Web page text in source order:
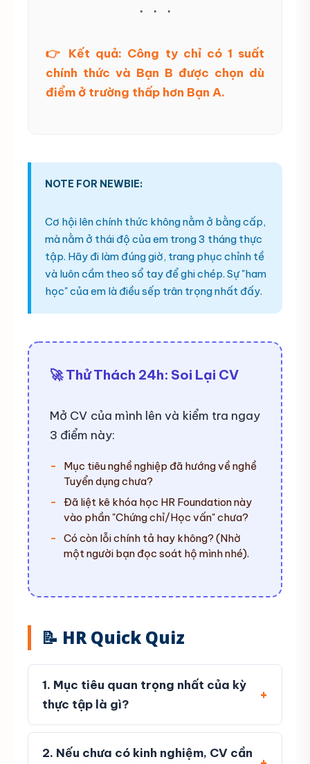
👉 Kết quả: Công ty chỉ có 1 suất
chính thức và Bạn B được chọn dù
điểm ở trường thấp hơn Bạn A.
NOTE FOR NEWBIE:
Cơ hội lên chính thức không nằm ở bằng cấp,
mà nằm ở thái độ của em trong 3 tháng thực
tập. Hãy đi làm đúng giờ, trang phục chỉnh tề
và luôn cầm theo sổ tay để ghi chép. Sự "ham
học" của em là điều sếp trân trọng nhất đấy.
🚀 Thử Thách 24h: Soi Lại CV
Mở CV của mình lên và kiểm tra ngay
3 điểm này:
Mục tiêu nghề nghiệp đã hướng về nghề
Tuyển dụng chưa?
Đã liệt kê khóa học HR Foundation này
vào phần "Chứng chỉ/Học vấn" chưa?
Có còn lỗi chính tả hay không? (Nhờ
một người bạn đọc soát hộ mình nhé).
📝 HR Quick Quiz
1. Mục tiêu quan trọng nhất của kỳ
thực tập là gì?
2. Nếu chưa có kinh nghiệm, CV cần